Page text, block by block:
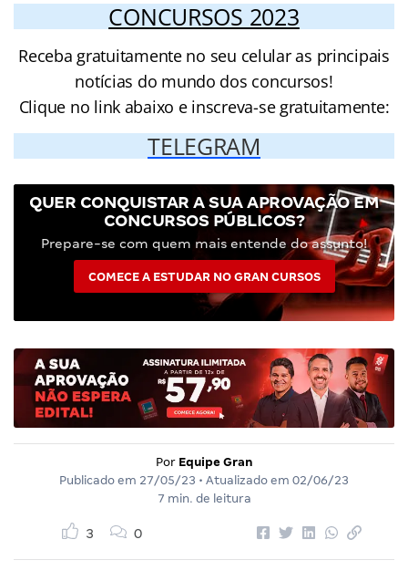
CONCURSOS 2023
Receba gratuitamente no seu celular as principais
notícias do mundo dos concursos!
Clique no link abaixo e inscreva-se gratuitamente:
TELEGRAM
QUER CONQUISTAR A SUA APROVAÇÃO EM
CONCURSOS PÚBLICOS?
Prepare-se com quem mais entende do assunto!
COMECE A ESTUDAR NO GRAN CURSOS
Por Equipe Gran
Publicado em 27/05/23 • Atualizado em 02/06/23
7 min. de leitura
3 0